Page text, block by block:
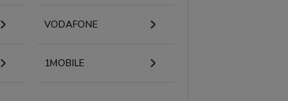
VODAFONE
1MOBILE